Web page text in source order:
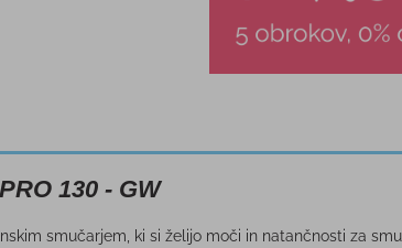
130 - GW
smučarjem, ki si želijo moči in natančnosti za